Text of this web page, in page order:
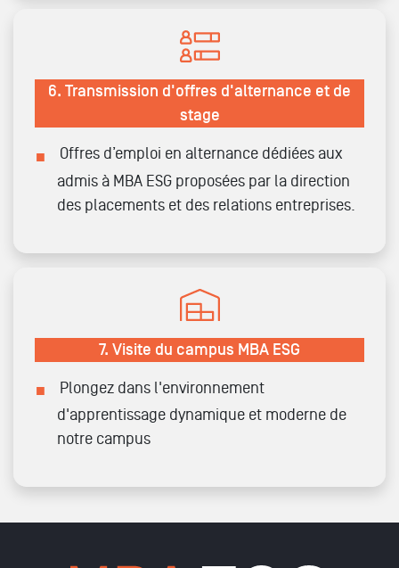
6. Transmission d'offres d'alternance et de
stage
Offres d’emploi en alternance dédiées aux
admis à MBA ESG proposées par la direction
des placements et des relations entreprises.
7. Visite du campus MBA ESG
Plongez dans l'environnement
d'apprentissage dynamique et moderne de
notre campus